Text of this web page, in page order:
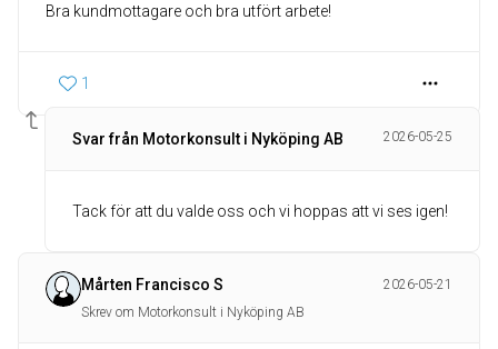
Bra kundmottagare och bra utfört arbete!
1
Svar från Motorkonsult i Nyköping AB 2026-05-25
Tack för att du valde oss och vi hoppas att vi ses igen!
Mårten Francisco S
2026-05-21
Skrev om Motorkonsult i Nyköping AB